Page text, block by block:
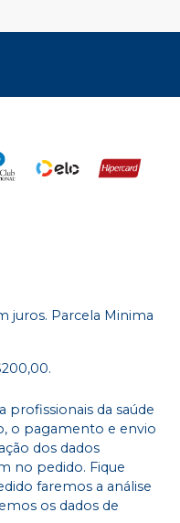
juros. Parcela Minima
profissionais da saúde
o pagamento e envio
dos dados
no pedido. Fique
faremos a análise
os dados de